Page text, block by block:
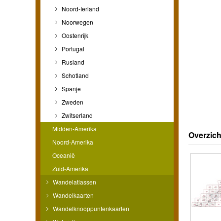
Noord-Ierland
Noorwegen
Oostenrijk
Portugal
Rusland
Schotland
Spanje
Zweden
Zwitserland
Midden-Amerika
Noord-Amerika
Oceanië
Zuid-Amerika
Wandelatlassen
Wandelkaarten
Wandelknooppuntenkaarten